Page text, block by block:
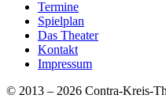
Termine
Spielplan
Das Theater
Kontakt
Impressum
© 2013 – 2026 Contra-Kreis-